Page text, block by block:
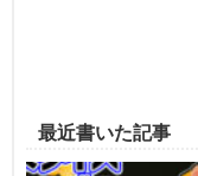
最近書いた記事